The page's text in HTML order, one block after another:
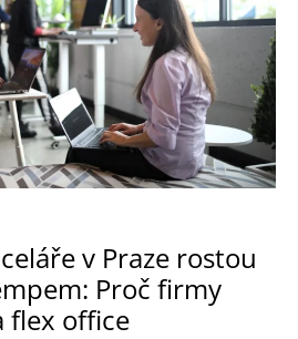
v Praze rostou
Proč firmy
flex office